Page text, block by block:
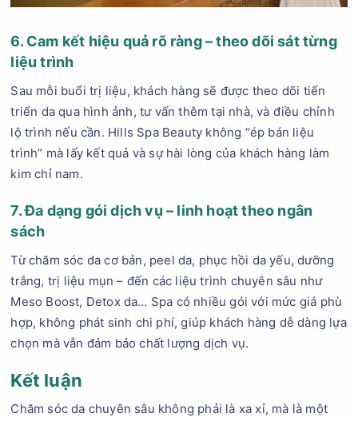
6. Cam kết hiệu quả rõ ràng – theo dõi sát từng
liệu trình
Sau mỗi buổi trị liệu, khách hàng sẽ được theo dõi tiến
triển da qua hình ảnh, tư vấn thêm tại nhà, và điều chỉnh
lộ trình nếu cần. Hills Spa Beauty không “ép bán liệu
trình” mà lấy kết quả và sự hài lòng của khách hàng làm
kim chỉ nam.
7. Đa dạng gói dịch vụ – linh hoạt theo ngân
sách
Từ chăm sóc da cơ bản, peel da, phục hồi da yếu, dưỡng
trắng, trị liệu mụn – đến các liệu trình chuyên sâu như
Meso Boost, Detox da… Spa có nhiều gói với mức giá phù
hợp, không phát sinh chi phí, giúp khách hàng dễ dàng lựa
chọn mà vẫn đảm bảo chất lượng dịch vụ.
Kết luận
Chăm sóc da chuyên sâu không phải là xa xỉ, mà là một